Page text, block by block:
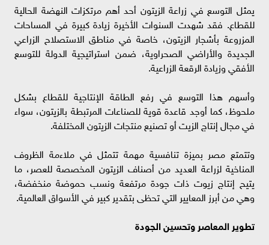
يمثل التوسع في زراعة الزيتون أحد أهم مرتكزات النهضة الحالية
للقطاع. فقد شهدت السنوات الأخيرة زيادة كبيرة في المساحات
المزروعة بأشجار الزيتون، خاصة في مناطق الاستصلاح الزراعي
الجديدة والأراضي الصحراوية، ضمن استراتيجية الدولة للتوسع
الأفقي وزيادة الرقعة الزراعية.
وأسهم هذا التوسع في رفع الطاقة الإنتاجية للقطاع بشكل
ملحوظ، كما أوجد قاعدة قوية للصناعات المرتبطة بالزيتون، سواء
في مجال إنتاج الزيت أو تصنيع منتجات الزيتون المختلفة.
وتتمتع مصر بميزة تنافسية مهمة تتمثل في ملاءمة الظروف
المناخية لزراعة العديد من أصناف الزيتون المخصصة للعصر، ما
يتيح إنتاج زيوت ذات جودة مرتفعة ونسب حموضة منخفضة،
وهي من أبرز المعايير التي تحظى بتقدير كبير في الأسواق العالمية.
تطوير المعاصر وتحسين الجودة